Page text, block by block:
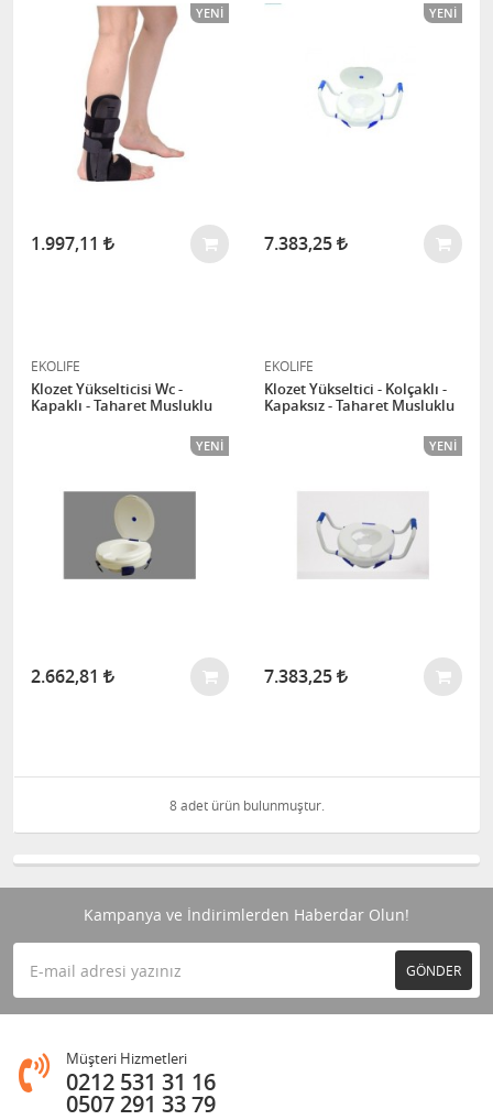
YENI
1.997,11
YENI
7.383,25
EKOLIFE
Klozet Yükselticisi Wc -
Kapaklı - Taharet Musluklu
YENI
2.662,81
EKOLIFE
Klozet Yükseltici - Kolçaklı -
Kapaksız - Taharet Musluklu
YENI
7.383,25
8 adet ürün bulunmuştur.
Kampanya ve İndirimlerden Haberdar Olun!
GÖNDER
Müşteri Hizmetleri
0212 531 31 16
0507 291 33 79